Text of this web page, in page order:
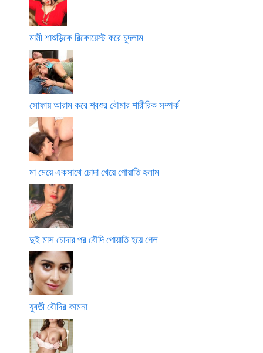
মামী শাশুড়িকে রিকোয়েস্ট করে চুদলাম
সোফায় আরাম করে শ্বশুর বৌমার শারীরিক সম্পর্ক
মা মেয়ে একসাথে চোদা খেয়ে পোয়াতি হলাম
দুই মাস চোদার পর বৌদি পোয়াতি হয়ে গেল
যুবতী বৌদির কামনা